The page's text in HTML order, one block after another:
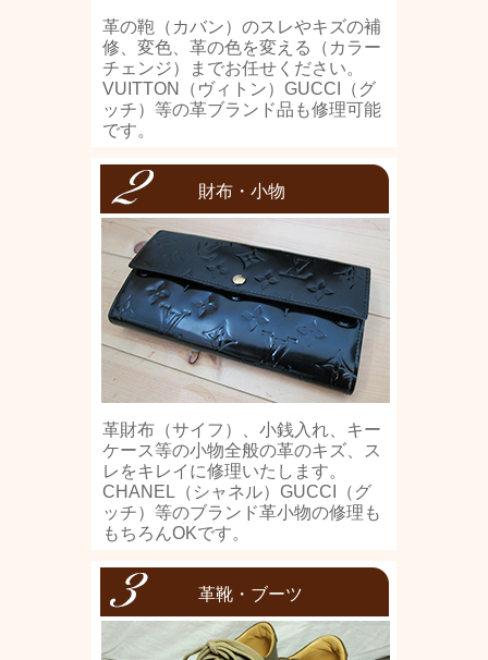
革の鞄（カバン）のスレやキズの補
修、変色、革の色を変える（カラー
チェンジ）までお任せください。
VUITTON（ヴィトン）GUCCI（グ
ッチ）等の革ブランド品も修理可能
です。
財布・小物
革財布（サイフ）、小銭入れ、キー
ケース等の小物全般の革のキズ、ス
レをキレイに修理いたします。
CHANEL（シャネル）GUCCI（グ
ッチ）等のブランド革小物の修理も
もちろんOKです。
革靴・ブーツ